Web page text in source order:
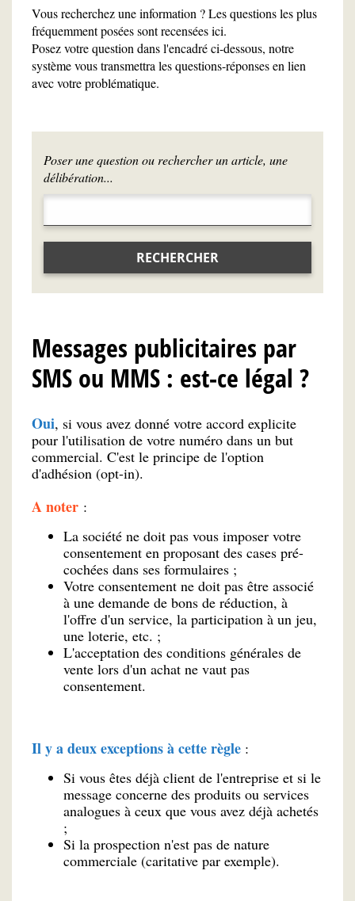
Vous recherchez une information ? Les questions les plus
fréquemment posées sont recensées ici.
Posez votre question dans l'encadré ci-dessous, notre
système vous transmettra les questions-réponses en lien
avec votre problématique.
Poser une question ou rechercher un article, une
délibération...
RECHERCHER
Messages publicitaires par
SMS ou MMS : est-ce légal ?
Oui, si vous avez donné votre accord explicite
pour l'utilisation de votre numéro dans un but
commercial. C'est le principe de l'option
d'adhésion (opt-in).
A noter :
La société ne doit pas vous imposer votre
consentement en proposant des cases pré-
cochées dans ses formulaires ;
Votre consentement ne doit pas être associé
à une demande de bons de réduction, à
l'offre d'un service, la participation à un jeu,
une loterie, etc. ;
L'acceptation des conditions générales de
vente lors d'un achat ne vaut pas
consentement.
Il y a deux exceptions à cette règle :
Si vous êtes déjà client de l'entreprise et si le
message concerne des produits ou services
analogues à ceux que vous avez déjà achetés
;
Si la prospection n'est pas de nature
commerciale (caritative par exemple).